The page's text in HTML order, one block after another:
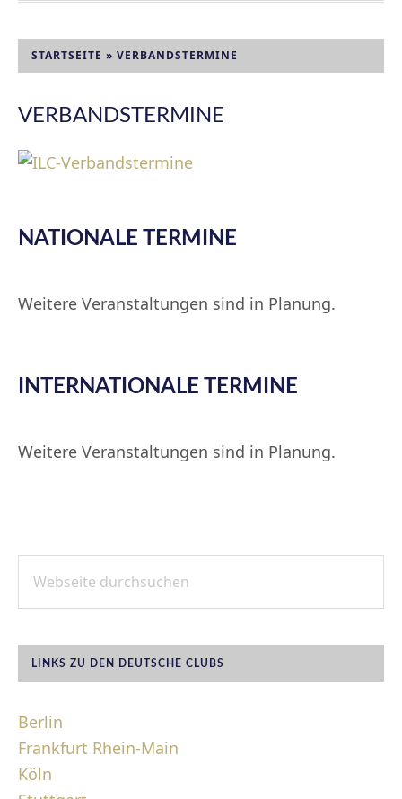
STARTSEITE » VERBANDSTERMINE
VERBANDSTERMINE
NATIONALE TERMINE
Weitere Veranstaltungen sind in Planung.
INTERNATIONALE TERMINE
Weitere Veranstaltungen sind in Planung.
SEITENSPALTE
durchsuchen
LINKS ZU DEN DEUTSCHE CLUBS
Berlin
Frankfurt Rhein-Main
Köln